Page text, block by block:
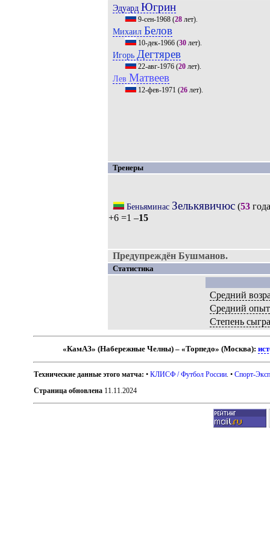
Эдуард Югрин
9-сен-1968(28лет).
Михаил Белов
10-дек-1966(30лет).
Игорь Дегтярев
22-авг-1976(20лет).
Лев Матвеев
12-фев-1971 (26лет).
Тренеры
Беньяминас Зелькявичюс(53
+6 =1 –15
Предупреждён Бушманов.
Статистика
Средний
Средний опыт
Степень
«КамАЗ» (Набережные Челны) – «Торпедо» (Москва):
Технические данные этого матча: •КЛИСФ / Футбол России . •Спорт-
Страница обновлена 11.11.2024